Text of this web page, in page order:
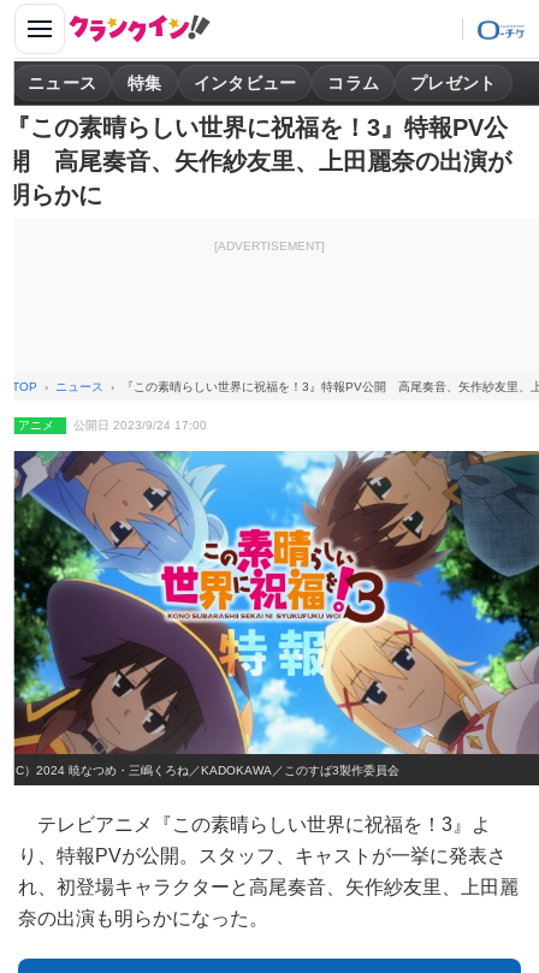
ニュース 特集 インタビュー コラム プレゼント
『この素晴らしい世界に祝福を！3』特報PV公
開 高尾奏音、矢作紗友里、上田麗奈の出演が
明らかに
[ADVERTISEMENT]
TOP ニュース 『この素晴らしい世界に祝福を！3』特報PV公開 高尾奏音、矢作紗友里、
アニメ 公開日 2023/9/24 17:00
（C）2024 暁なつめ・三嶋くろね／KADOKAWA／このすば3製作委員会
テレビアニメ『この素晴らしい世界に祝福を！3』よ
り、特報PVが公開。スタッフ、キャストが一挙に発表さ
れ、初登場キャラクターと高尾奏音、矢作紗友里、上田麗
奈の出演も明らかになった。